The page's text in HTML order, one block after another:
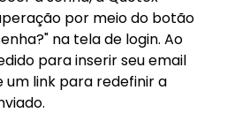
por meio do botão
na tela de login. Ao
para inserir seu email
um link para redefinir a